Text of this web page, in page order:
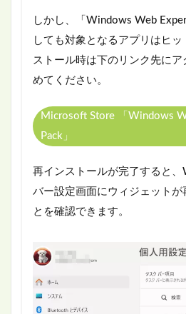
しかし、「Windows Web
しても対象となるアプリはヒ
ストール時は下のリンク先に
めてください。
Microsoft Store 「Windows
Pack」
再インストールが完了すると
バー設定画面にウィジェットが
とを確認できます。